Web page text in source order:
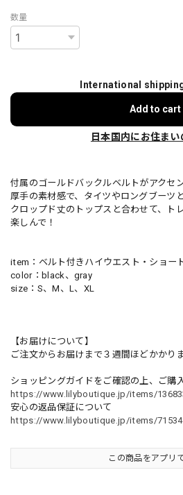
数量
International
Add to cart
日本国内にお住まい
付属のゴールドバックルベルトがアクセ
厚手の素材感で、タイツやロングブーツ
クロップド丈のトップスと合わせて、ト
楽しんで！
item：ベルト付きハイウエスト・ショー
color：black、gray
size：S、M、L、XL
【お届けについて】
ご注文からお届けまで３週間ほどかかりま
ショッピングガイドをご確認の上、ご購
https://www.lilyboutique.jp/items/
安心の返品保証について
https://www.lilyboutique.jp/items/
この商品をアプリ